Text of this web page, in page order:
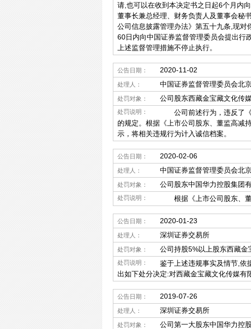
请,也可以在收到本决定书之日起6个月内
董事长兼总经理、财务负责人及董事会秘
公司信息披露管理办法》第五十九条,现
60日内向中国证券监督管理委员会提出行
上述监督管理措施不停止执行。
公告日期： 2020-11-02
处理人： 中国证券监督管理委员会北
处罚对象： 公司股东西藏金宝藏文化传
处罚说明：
公司前述行为，违反了《
的规定。根据《上市公司股东、董监高减
示，将相关违规行为计入诚信档案。
公告日期： 2020-02-06
处理人： 中国证券监督管理委员会北
处罚对象： 公司股东中国华力控股集团
处罚说明：
根据《上市公司股东、董
公告日期： 2020-01-23
处理人： 深圳证券交易所
处罚对象： 公司持股5%以上股东西藏金
处罚说明：
鉴于上述违规事实及情节,依
出如下处分决定:对西藏金宝藏文化传媒有
公告日期： 2019-07-26
处理人： 深圳证券交易所
处罚对象： 公司第一大股东中国华力控